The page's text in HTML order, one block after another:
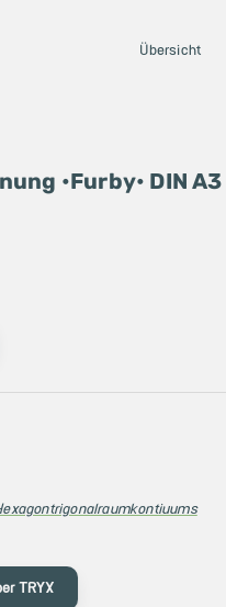
Übersicht
•Furby• DIN A3
TRYX